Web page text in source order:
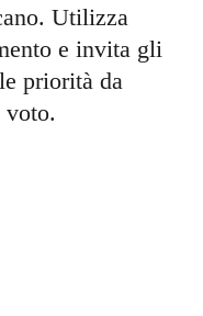
Utilizza
e invita gli
priorità da
voto.